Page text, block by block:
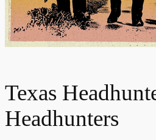
Texas
Headhunters